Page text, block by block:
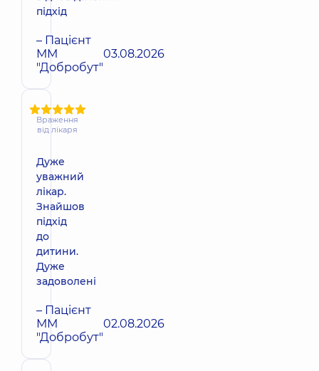
підхід
– Пацієнт
ММ
"Добробут"
03.08.2026
Враження
від лікаря
Дуже
уважний
лікар.
Знайшов
підхід
до
дитини.
Дуже
задоволені
– Пацієнт
ММ
"Добробут"
02.08.2026